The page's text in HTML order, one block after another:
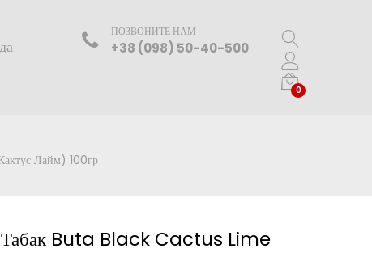
ПОЗВОНИТЕ НАМ
+38 (098) 50-40-500
0
Лайм) 100гр
Табак Buta Black Cactus Lime